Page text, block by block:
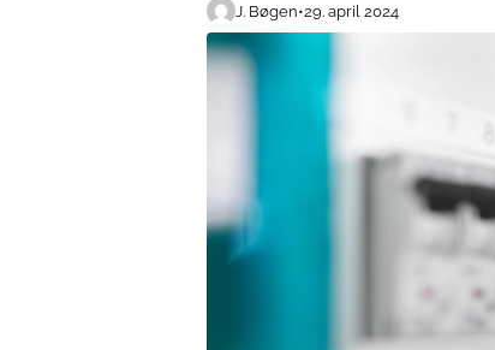
J. Bøgen•29. april 2024